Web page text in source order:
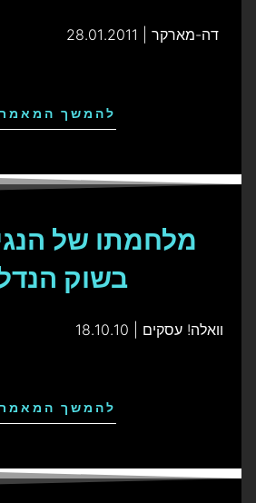
דה-מארקר | 28.01.2011
להמשך המאמר
מלחמתו של
בשוק
וואלה! עסקים | 18.10.10
להמשך המאמר